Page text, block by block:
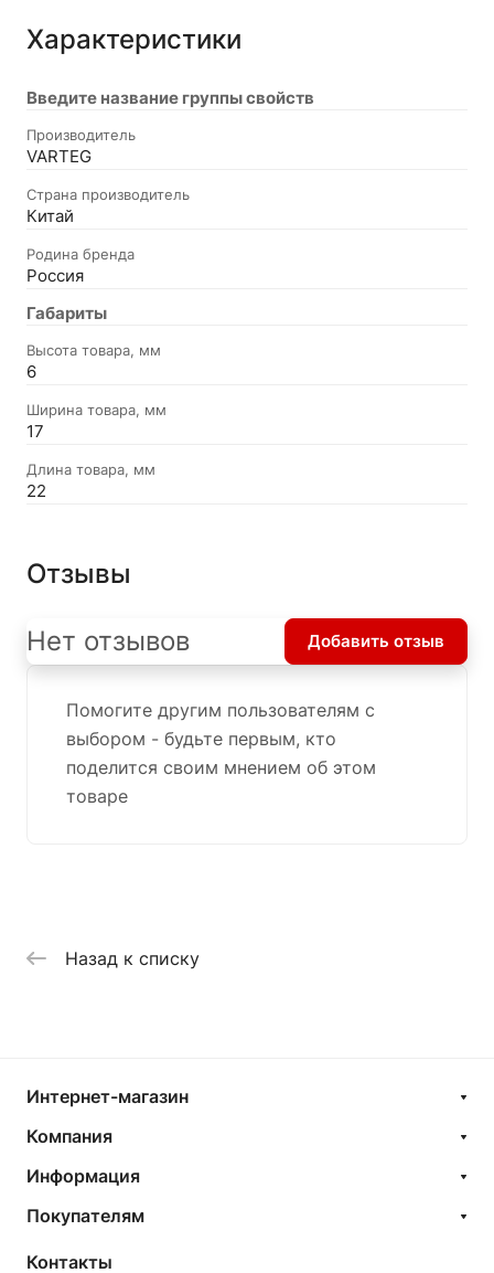
Характеристики
Введите название группы свойств
Производитель
VARTEG
Страна производитель
Китай
Родина бренда
Россия
Габариты
Высота товара, мм
6
Ширина товара, мм
17
Длина товара, мм
22
Отзывы
Помогите другим пользователям с
выбором - будьте первым, кто
поделится своим мнением об этом
товаре
Нет отзывов Добавить отзыв
Назад к списку
Интернет-магазин
Компания
Информация
Покупателям
Контакты